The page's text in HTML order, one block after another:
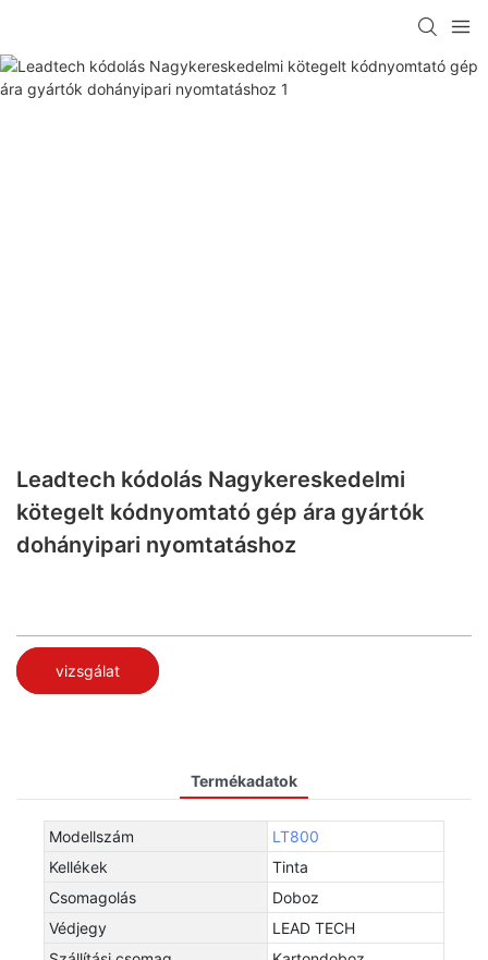
Leadtech kódolás Nagykereskedelmi
kötegelt kódnyomtató gép ára gyártók
dohányipari nyomtatáshoz
vizsgálat
Termékadatok
Modellszám
LT800
Kellékek
Tinta
Csomagolás
Doboz
Védjegy
LEAD TECH